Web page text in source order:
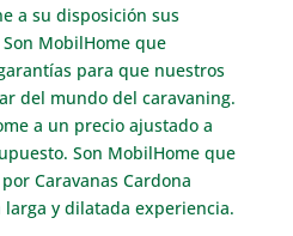
a su disposición sus
MobilHome que
para que nuestros
del mundo del caravaning.
a un precio ajustado a
Son MobilHome que
Caravanas Cardona
y dilatada experiencia.